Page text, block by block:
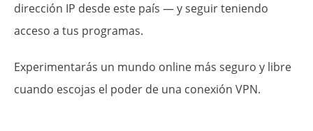
dirección IP desde este país — y seguir teniendo
acceso a tus programas.
Experimentarás un mundo online más seguro y libre
cuando escojas el poder de una conexión VPN.